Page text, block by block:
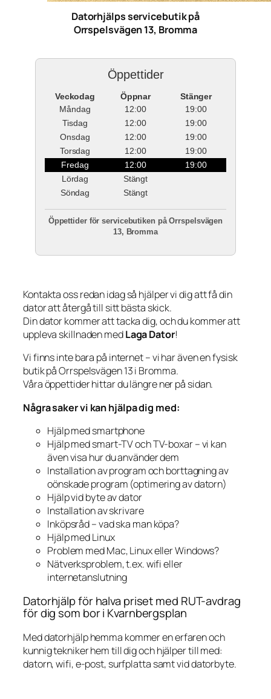
Datorhjälps servicebutik på
Orrspelsvägen 13, Bromma
Öppettider
Veckodag Öppnar
Stänger
Måndag
12:00
19:00
Tisdag
12:00
19:00
Onsdag
12:00
19:00
Torsdag
12:00
19:00
Fredag
12:00
19:00
Lördag
Stängt
Söndag
Stängt
Öppettider för servicebutiken på Orrspelsvägen
13, Bromma
Kontakta oss redan idag så hjälper vi dig att få din
dator att återgå till sitt bästa skick.
Din dator kommer att tacka dig, och du kommer att
uppleva skillnaden medLaga Dator!
Vi finns inte bara på internet – vi har även en fysisk
butik på Orrspelsvägen 13 i Bromma.
Våra öppettider hittar du längre ner på sidan.
Några saker vi kan hjälpa dig med:
Hjälp med smartphone
Hjälp med smart-TV och TV-boxar – vi kan
även visa hur du använder dem
Installation av program och borttagning av
oönskade program (optimering av datorn)
Hjälp vid byte av dator
Installation av skrivare
Inköpsråd – vad ska man köpa?
Hjälp med Linux
Problem med Mac, Linux eller Windows?
Nätverksproblem, t.ex. wifi eller
internetanslutning
Datorhjälp för halva priset med RUT-avdrag
för dig som bor i Kvarnbergsplan
Med datorhjälp hemma kommer en erfaren och
kunnig tekniker hem till dig och hjälper till med:
datorn, wifi, e-post, surfplatta samt vid datorbyte.